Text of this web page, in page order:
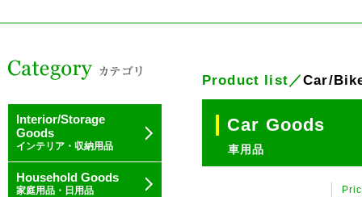
Interior/Storage
Goods
インテリア・収納用品
Household Goods
家庭用品・日用品
Product list／Car/
Car Goods
車用品